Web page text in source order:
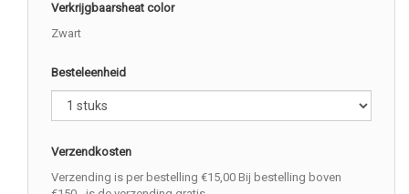
Verkrijgbaarsheat color
Zwart
Besteleenheid
Verzendkosten
Verzending is per bestelling €15,00 Bij bestelling boven